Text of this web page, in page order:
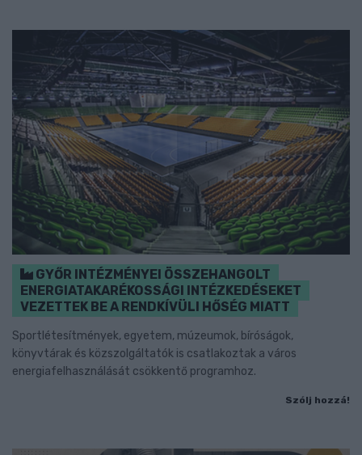
GYŐR INTÉZMÉNYEI ÖSSZEHANGOLT
ENERGIATAKARÉKOSSÁGI INTÉZKEDÉSEKET
VEZETTEK BE A RENDKÍVÜLI HŐSÉG MIATT
Sportlétesítmények, egyetem, múzeumok, bíróságok,
könyvtárak és közszolgáltatók is csatlakoztak a város
energiafelhasználását csökkentő programhoz.
Szólj hozzá!